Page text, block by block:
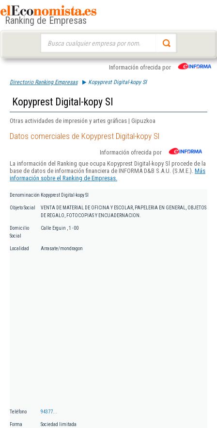
Ranking de Empresas
Información ofrecida por
Directorio Ranking Empresas Kopyprest Digital-kopy Sl
Kopyprest Digital-kopy Sl
Otras actividades de impresión y artes gráficas | Gipuzkoa
Datos comerciales de Kopyprest Digital-kopy Sl
Información ofrecida por
La información del Ranking que ocupa Kopyprest Digital-kopy Sl procede de la
base de datos de información financiera de INFORMA D&B S.A.U. (S.M.E.). Más
información sobre el Ranking de Empresas.
Denominación Kopyprest Digital-kopy Sl
Objeto Social
VENTA DE MATERIAL DE OFICINA Y ESCOLAR, PAPELERIA EN GENERAL, OBJETOS
DE REGALO, FOTOCOPIAS Y ENCUADERNACION.
Domicilio
Social
Calle Erguin , 1 - 00
Localidad Arrasate/mondragon
Teléfono 94377...
Forma
Sociedad limitada